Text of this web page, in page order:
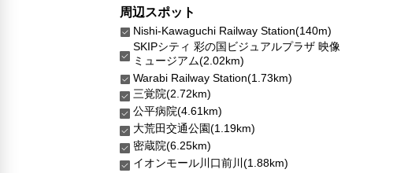
周辺スポット
Nishi-Kawaguchi Railway Station(140m)
SKIPシティ 彩の国ビジュアルプラザ 映像
ミュージアム(2.02km)
Warabi Railway Station(1.73km)
三覚院(2.72km)
公平病院(4.61km)
大荒田交通公園(1.19km)
密蔵院(6.25km)
イオンモール川口前川(1.88km)